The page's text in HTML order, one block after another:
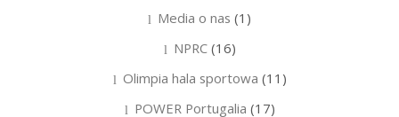
Media o nas (1)
NPRC(16)
Olimpia hala sportowa (11)
POWER Portugalia (17)